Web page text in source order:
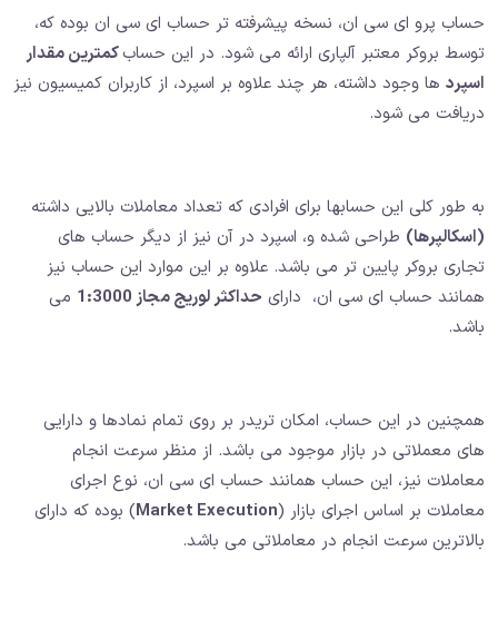
حساب پرو ای سی ان، نسخه پیشرفته تر حساب ای سی ان بوده که،
توسط بروکر معتبر آلپاری ارائه می شود. در این حسابکمترین مقدار
اسپرد ها وجود داشته، هر چند علاوه بر اسپرد، از کاربران کمیسیون نیز
دریافت می شود.
به طور کلی این حسابها برای افرادی که تعداد معاملات بالایی داشته
(اسکالپرها) طراحی شده و، اسپرد در آن نیز از دیگر حساب های
تجاری بروکر پایین تر می باشد. علاوه بر این موارد این حساب نیز
همانند حساب ای سی ان، دارای حداکثر لوریج مجاز 1:3000
می
باشد.
همچنین در این حساب، امکان تریدر بر روی تمام نمادها و دارایی
های معملاتی در بازار موجود می باشد. از منظر سرعت انجام
معاملات نیز، این حساب همانند حساب ای سی ان، نوع اجرای
معاملات بر اساس اجرای بازار (Market Execution) بوده که دارای
بالاترین سرعت انجام در معاملاتی می باشد.